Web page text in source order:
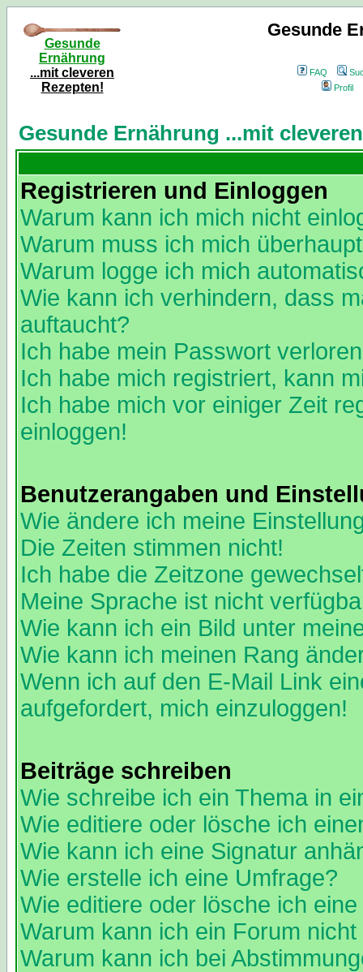
Gesunde
Ernährung
...mit cleveren
Rezepten!
Gesunde
FAQ
Profil
Gesunde Ernährung ...mit
Registrieren und Einloggen
Warum kann ich mich nicht
Warum muss ich mich
Warum logge ich mich
Wie kann ich verhindern, dass
auftaucht?
Ich habe mein Passwort
Ich habe mich registriert, kann
Ich habe mich vor einiger Zeit
einloggen!
Benutzerangaben und
Wie ändere ich meine
Die Zeiten stimmen nicht!
Ich habe die Zeitzone
Meine Sprache ist nicht
Wie kann ich ein Bild unter
Wie kann ich meinen Rang
Wenn ich auf den E-Mail Link
aufgefordert, mich einzuloggen!
Beiträge schreiben
Wie schreibe ich ein Thema in
Wie editiere oder lösche ich
Wie kann ich eine Signatur
Wie erstelle ich eine Umfrage?
Wie editiere oder lösche ich
Warum kann ich ein Forum
Warum kann ich bei